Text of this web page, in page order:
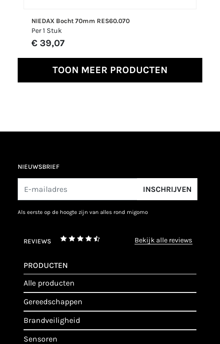
NIEDAX Bocht 70mm RES60.070
Per 1 Stuk
€ 39,07
TOON MEER PRODUCTEN
NIEUWSBRIEF
INSCHRIJVEN
als eerste op de hoogte zijn van alles rond migomo
REVIEWS bekijk alle reviews
PRODUCTEN
alle producten
gereedschappen
brandveiligheid
sensoren